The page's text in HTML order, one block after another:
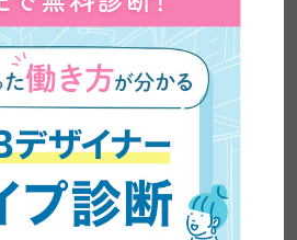
実践に移す習慣が、スキルの定着を大
資産として積み上がります。
習の期間」と割り切り、焦らず基礎を
アップへの近道です。
学ぶ方法について詳しくはこちら